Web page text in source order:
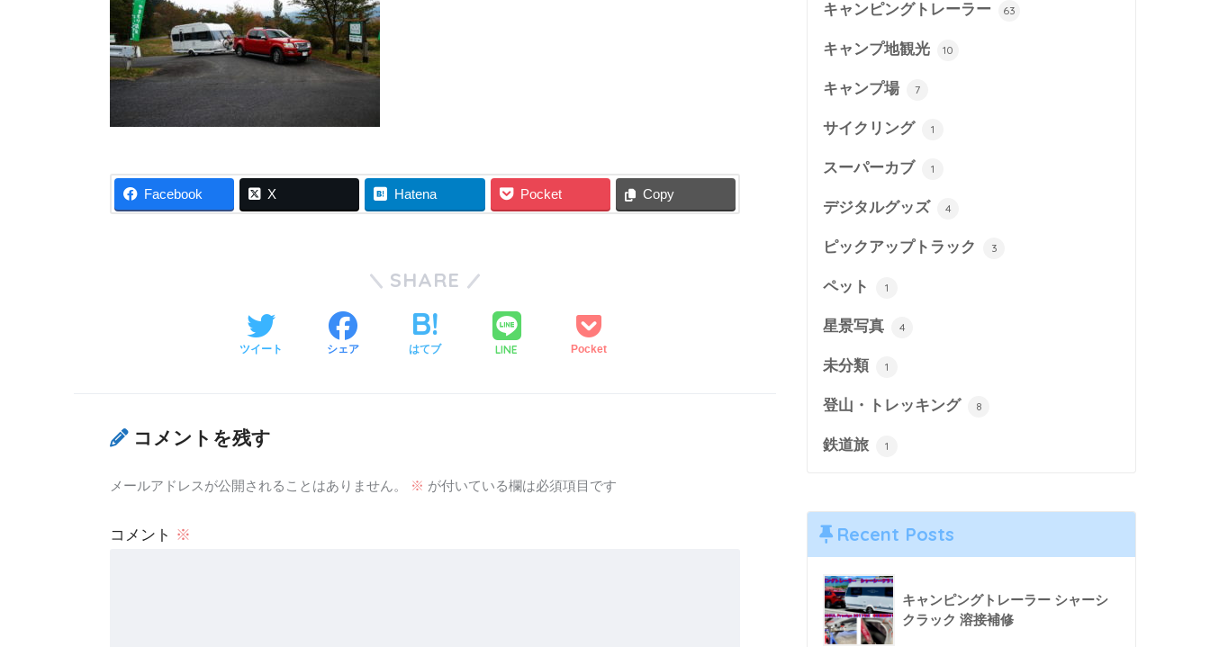
Facebook X Hatena Pocket Copy
SHARE
ツイート シェア はてブ LINE Pocket
コメントを残す
メールアドレスが公開されることはありません。 ※ が付いている欄は必須項目です
コメント ※
キャンピングトレーラー 63
キャンプ地観光 10
キャンプ場 7
サイクリング 1
スーパーカブ 1
デジタルグッズ 4
ピックアップトラック 3
ペット 1
星景写真 4
未分類 1
登山・トレッキング 8
鉄道旅 1
Recent Posts
キャンピングトレーラー シャーシ
クラック 溶接補修